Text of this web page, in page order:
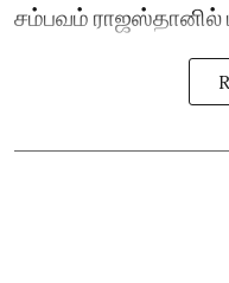
சம்பவம் ராஜஸ்தானில்